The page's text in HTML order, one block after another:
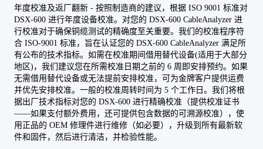
年度校准及返厂翻新 - 按照制造商的建议，根据 ISO 9001 标准对
DSX-600 进行年度设备校准。对您的 DSX-600 CableAnalyzer 进
行校准对于确保铜缆测试的精确度至关重要。我们的校准程序符
合 ISO-9001 标准，旨在认证您的 DSX-600 CableAnalyzer 满足所
有公布的技术指标。如需在校准期间借用替代设备(适用于大部分
地区)，我们建议您在所需校准日期之前的 6 周即安排预约。如果
无需借用替代设备或无法提前安排校准，可为金牌客户提供运费
并优先安排校准。一般的校准周转时间为 5 个工作日。我们将根
据出厂技术指标对您的 DSX-600 进行精确校准（提供校准证书
——如果支付额外费用，还可提供包含数据的可溯源校准），使
用正品的 OEM 修理件进行维修（如必要），升级到所有最新软
件和固件，然后进行清洁，并检验性能。